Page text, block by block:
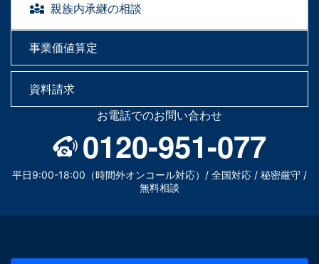
親族内承継の相談
事業価値算定
資料請求
お電話でのお問い合わせ
0120-951-077
平日9:00-18:00（時間外オンコール対応）/ 全国対応 / 秘密厳守 /
無料相談